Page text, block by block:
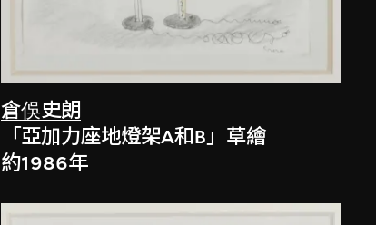
倉俁史朗
「亞加力座地燈架A和B」草繪
約1986年